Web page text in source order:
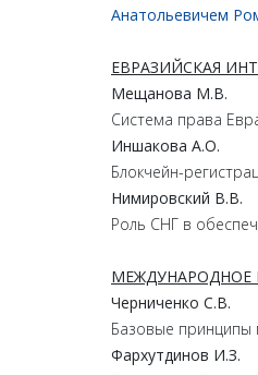
Анатольевичем
ЕВРАЗИЙСКАЯ
Мещанова М.В.
Система права
Иншакова А.О.
Блокчейн-
Нимировский В.В.
Роль СНГ в
МЕЖДУНАРОДНОЕ
Черниченко С.В.
Базовые принципы
Фархутдинов И.З.